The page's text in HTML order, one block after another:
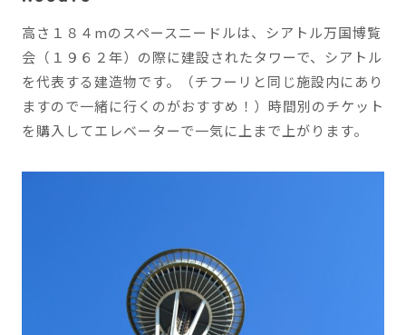
高さ１８４mのスペースニードルは、シアトル万国博覧
会（１９６２年）の際に建設されたタワーで、シアトル
を代表する建造物です。（チフーリと同じ施設内にあり
ますので一緒に行くのがおすすめ！）時間別のチケット
を購入してエレベーターで一気に上まで上がります。